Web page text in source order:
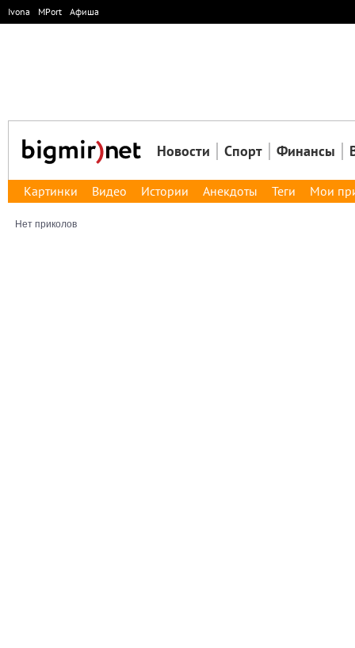
Ivona MPort Афиша
Новости Спорт Финансы
Картинки Видео Истории Анекдоты Теги Мои
Нет приколов